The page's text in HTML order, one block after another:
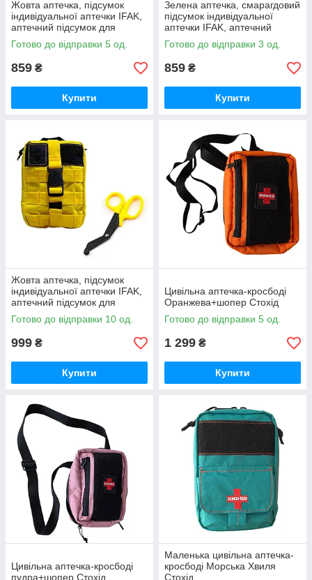
Жовта аптечка, підсумок
індивідуальної аптечки IFAK,
аптечний підсумок для
цивільних, дівчат, жінок Стохід
Готово до відправки 5 од.
859 ₴
Купити
Зелена аптечка, смарагдовий
підсумок індивідуальної
аптечки IFAK, аптечний
підсумок для цивільних,
дівчат, жінок Стохід
Готово до відправки 3 од.
859 ₴
Купити
Жовта аптечка, підсумок
індивідуальної аптечки IFAK,
аптечний підсумок для
цивільних, дівчат, жінок Стохід
Готово до відправки 10 од.
999 ₴
Купити
Цивільна аптечка-кросбоді
Оранжева+шопер Стохід
Готово до відправки 5 од.
1 299 ₴
Купити
Цивільна аптечка-кросбоді
пудра+шопер Стохід
Маленька цивільна аптечка-
кросбоді Морська Хвиля
Стохід